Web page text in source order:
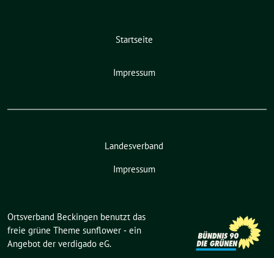
Startseite
Impressum
Landesverband
Impressum
Ortsverband Beckingen benutzt das
freie grüne Theme sunflower ‐ ein
Angebot der verdigado eG.